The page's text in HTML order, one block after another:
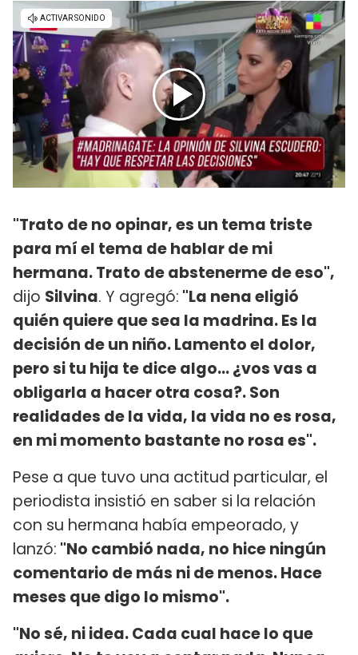
"Trato de no opinar, es un tema triste
para mí el tema de hablar de mi
hermana. Trato de abstenerme de eso",
dijo Silvina. Y agregó: "La nena eligió
quién quiere que sea la madrina. Es la
decisión de un niño. Lamento el dolor,
pero si tu hija te dice algo... ¿vos vas a
obligarla a hacer otra cosa?. Son
realidades de la vida, la vida no es rosa,
en mi momento bastante no rosa es".
Pese a que tuvo una actitud particular, el
periodista insistió en saber si la relación
con su hermana había empeorado, y
lanzó: "No cambió nada, no hice ningún
comentario de más ni de menos. Hace
meses que digo lo mismo".
"No sé, ni idea. Cada cual hace lo que